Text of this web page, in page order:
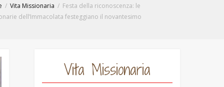
Vita Missionaria
Festa della riconoscenza: le
dell’Immacolata festeggiano il novantesimo
Vita Missionaria